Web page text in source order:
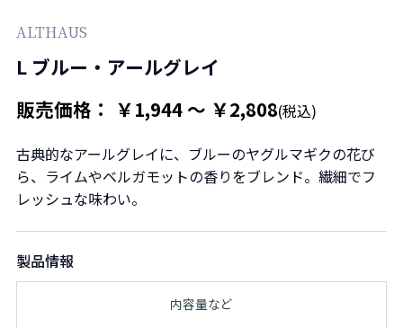
ALTHAUS
L ブルー・アールグレイ
販売価格： ￥1,944 ～ ￥2,808(税込)
古典的なアールグレイに、ブルーのヤグルマギクの花び
ら、ライムやベルガモットの香りをブレンド。繊細でフ
レッシュな味わい。
製品情報
内容量など